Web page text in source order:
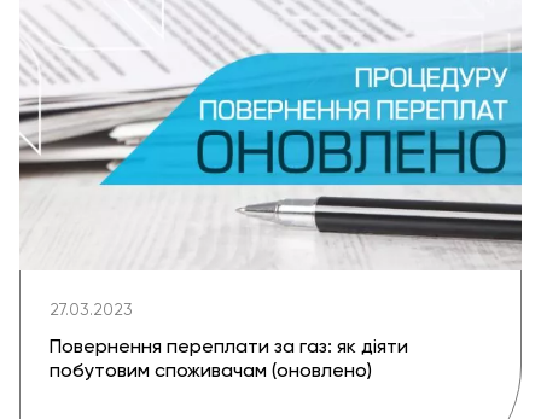
27.03.2023
Повернення переплати за газ: як діяти
побутовим споживачам (оновлено)